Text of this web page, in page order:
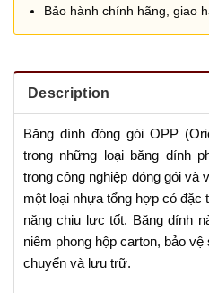
Bảo hành chính hãng, giao
Description
Băng dính đóng gói OPP
trong những loại băng dính
trong công nghiệp đóng gói và
một loại nhựa tổng hợp có đặc
năng chịu lực tốt. Băng dính
niêm phong hộp carton, bảo
chuyển và lưu trữ.